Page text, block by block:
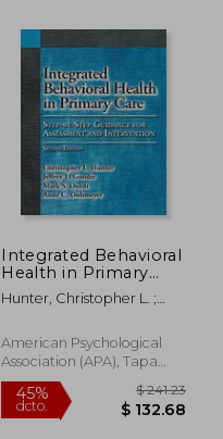
Integrated Behavioral
Health in Primary
Care: Step-By-Step
Guidance for
Intervention (en
Inglés)
Hunter, Christopher L. ;
Mark S.
American Psychological
Association (APA), Tapa
Blanda, Nuevo